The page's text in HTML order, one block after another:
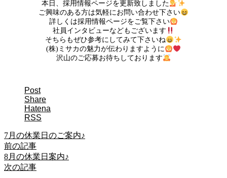
本日、採用情報ページを更新致しました
ご興味のある方は気軽にお問い合わせ下さい
詳しくは採用情報ページをご覧下さい
社員インタビューなどもございます
そちらもぜひ参考にしてみて下さいね
(株)ミサカの魅力が伝わりますように
沢山のご応募お待ちしております
Post
Share
Hatena
RSS
7月の休業日のご案内♪
前の記事
8月の休業日案内♪
次の記事